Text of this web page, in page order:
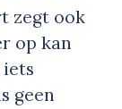
zegt ook
op kan
geen